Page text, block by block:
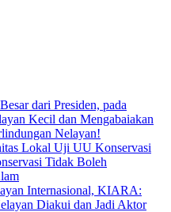
dari Presiden, pada
Kecil dan Mengabaiakan
Nelayan!
Lokal Uji UU Konservasi
Tidak Boleh
Internasional, KIARA:
Diakui dan Jadi Aktor